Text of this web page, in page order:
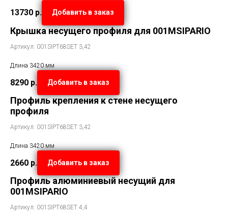
13730 р. Добавить в заказ
Крышка несущего профиля для 001MSIPARIO
Артикул: 001SIPT68SET 3,42
Длина 3420 мм
8290 р. Добавить в заказ
Профиль крепления к стене несущего
профиля
Артикул: 001SIPT68SET 3,42
Длина 3420 мм
2660 р. Добавить в заказ
Профиль алюминиевый несущий для
001MSIPARIO
Артикул: 001SIPT68SET 4,4